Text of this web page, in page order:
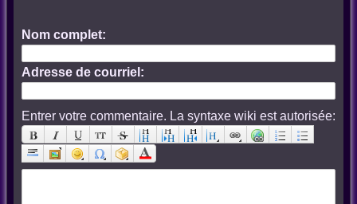
Nom complet:
Adresse de courriel:
Entrer votre commentaire. La syntaxe wiki est autorisée: